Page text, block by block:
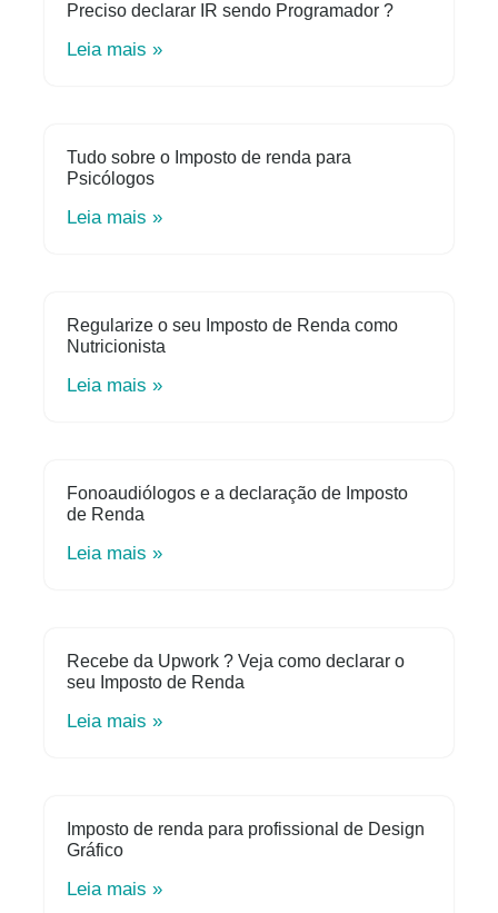
Preciso declarar IR sendo Programador ?
Leia mais »
Tudo sobre o Imposto de renda para
Psicólogos
Leia mais »
Regularize o seu Imposto de Renda como
Nutricionista
Leia mais »
Fonoaudiólogos e a declaração de Imposto
de Renda
Leia mais »
Recebe da Upwork ? Veja como declarar o
seu Imposto de Renda
Leia mais »
Imposto de renda para profissional de Design
Gráfico
Leia mais »